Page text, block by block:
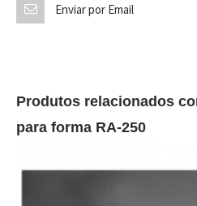
Enviar por Email
Produtos relacionados
para forma RA-250